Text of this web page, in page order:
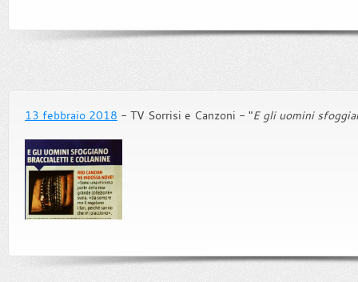
13 febbraio 2018 - TV Sorrisi e Canzoni - "E gli uomini